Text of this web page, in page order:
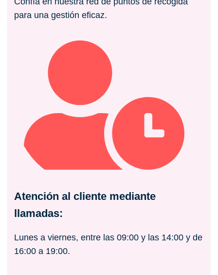
para una gestión eficaz.
Atención al cliente mediante
llamadas:
Lunes a viernes, entre las 09:00 y las 14:00 y de
16:00 a 19:00.